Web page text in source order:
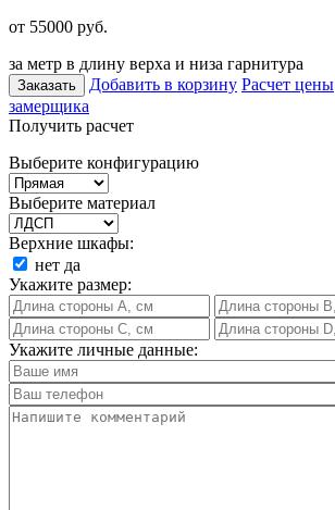
от 55000 руб.
за метр в длину верха и низа гарнитура
Заказать Добавить в корзину Расчет цены
замерщика
Получить расчет
Выберите конфигурацию
Выберите материал
Верхние шкафы:
нет да
Укажите размер:
Укажите личные данные: